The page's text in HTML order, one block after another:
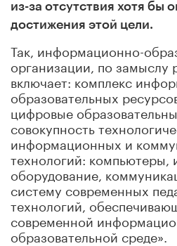
из-за отсутствия хотя бы
достижения этой цели.
Так, информационно-
организации, по замыслу
включает: комплекс
образовательных
цифровые
совокупность
информационных и
технологий: компьютеры,
оборудование,
систему современных
технологий,
современной
образовательной среде».